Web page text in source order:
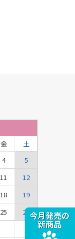
金
土
4
5
11
12
18
19
25
26